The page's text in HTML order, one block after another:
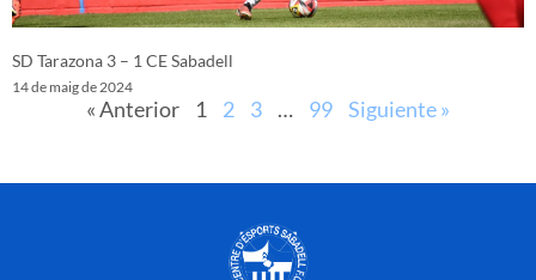
SD Tarazona 3 – 1 CE Sabadell
14 de maig de 2024
« Anterior 1 2 3 … 99 Siguiente »